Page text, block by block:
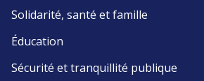
Solidarité, santé et famille
Éducation
Sécurité et tranquillité publique